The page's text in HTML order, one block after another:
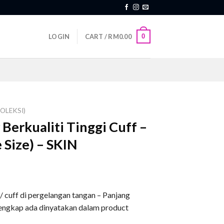
LOGIN CART /RM0.00 0
Berkualiti Tinggi Cuff –
– SKIN
cuff di pergelangan tangan – Panjang
ada dinyatakan dalam product